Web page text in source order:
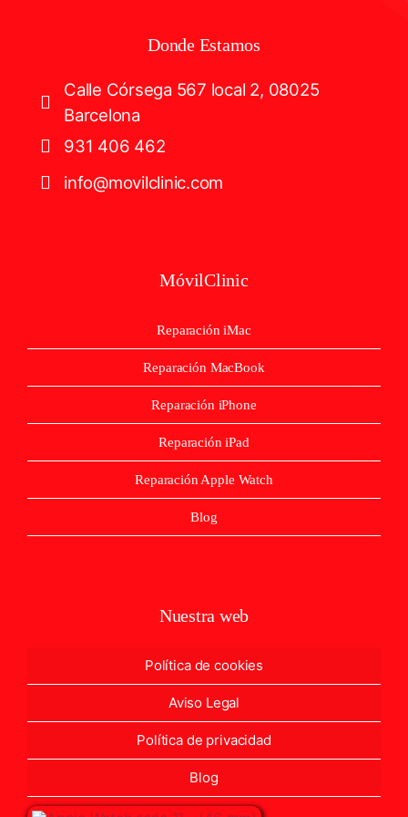
Donde Estamos
Calle Córsega 567 local 2, 08025
Barcelona
931 406 462
info@movilclinic.com
MóvilClinic
Reparación iMac
Reparación MacBook
Reparación iPhone
Reparación iPad
Reparación Apple Watch
Blog
Nuestra web
Política de cookies
Aviso Legal
Política de privacidad
Blog